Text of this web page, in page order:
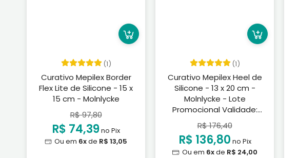
(1)
Curativo Mepilex Border
Flex Lite de Silicone - 15 x
15 cm - Molnlycke
R$ 97,80
R$ 74,39no Pix
Ou em 6xde R$ 13,05
(1)
Curativo Mepilex Heel de
Silicone - 13 x 20 cm -
Molnlycke - Lote
Promocional Validade:
30/11/2026
R$ 176,40
R$ 136,80 no Pix
Ou em 6xde R$ 24,00